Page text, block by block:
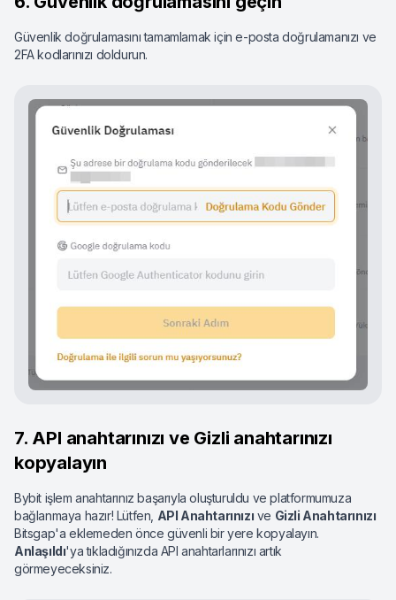
Güvenlik doğrulamasını tamamlamak için e-posta doğrulamanızı ve
2FA kodlarınızı doldurun.
7. API anahtarınızı ve Gizli anahtarınızı
kopyalayın
Bybit işlem anahtarınız başarıyla oluşturuldu ve platformumuza
bağlanmaya hazır! Lütfen, API Anahtarınızı ve Gizli Anahtarınızı
Bitsgap'a eklemeden önce güvenli bir yere kopyalayın.
Anlaşıldı'ya tıkladığınızda API anahtarlarınızı artık
görmeyeceksiniz.